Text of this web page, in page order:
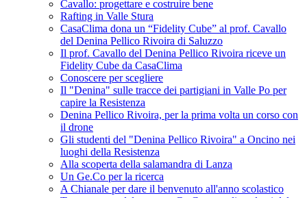
Cavallo: progettare e costruire bene
Rafting in Valle Stura
CasaClima dona un “Fidelity Cube” al prof. Cavallo
del Denina Pellico Rivoira di Saluzzo
Il prof. Cavallo del Denina Pellico Rivoira riceve un
Fidelity Cube da CasaClima
Conoscere per scegliere
Il "Denina" sulle tracce dei partigiani in Valle Po per
capire la Resistenza
Denina Pellico Rivoira, per la prima volta un corso con
il drone
Gli studenti del "Denina Pellico Rivoira" a Oncino nei
luoghi della Resistenza
Alla scoperta della salamandra di Lanza
Un Ge.Co per la ricerca
A Chianale per dare il benvenuto all'anno scolastico